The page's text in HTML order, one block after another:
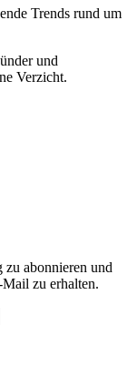
Trends rund um
und
Verzicht.
abonnieren und
zu erhalten.